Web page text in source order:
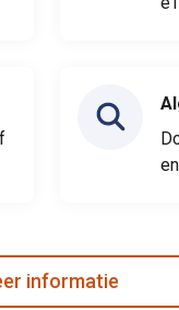
informatie